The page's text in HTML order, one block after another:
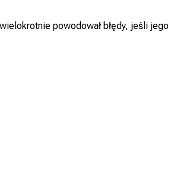
powodował błędy, jeśli jego